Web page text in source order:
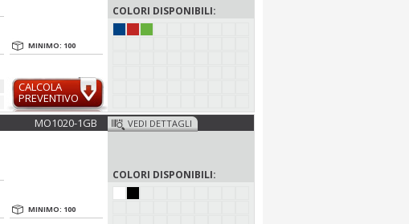
MINIMO: 100
CALCOLA
PREVENTIVO
COLORI DISPONIBILI:
MO1020-1GB
MINIMO: 100
VEDI DETTAGLI
COLORI DISPONIBILI: